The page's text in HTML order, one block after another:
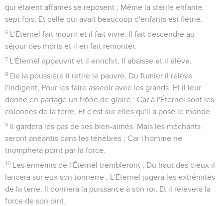
qui étaient affamés se reposent ; Même la stérile enfante
sept fois, Et celle qui avait beaucoup d'enfants est flétrie.
6 L'Éternel fait mourir et il fait vivre. Il fait descendre au
séjour des morts et il en fait remonter.
7 L'Éternel appauvrit et il enrichit, Il abaisse et il élève.
8 De la poussière il retire le pauvre, Du fumier il relève
l'indigent, Pour les faire asseoir avec les grands. Et il leur
donne en partage un trône de gloire ; Car à l'Éternel sont les
colonnes de la terre, Et c'est sur elles qu'il a posé le monde.
9 Il gardera les pas de ses bien-aimés. Mais les méchants
seront anéantis dans les ténèbres ; Car l'homme ne
triomphera point par la force.
10 Les ennemis de l'Éternel trembleront ; Du haut des cieux il
lancera sur eux son tonnerre ; L'Éternel jugera les extrémités
de la terre. Il donnera la puissance à son roi, Et il relèvera la
force de son oint.